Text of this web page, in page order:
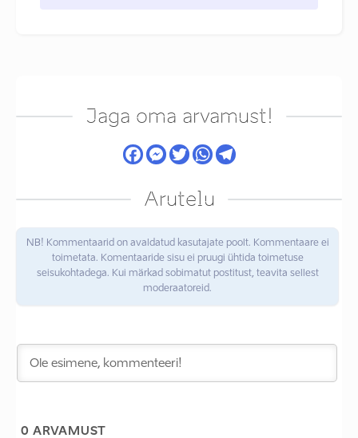
Jaga oma arvamust!
Arutelu
NB! Kommentaarid on avaldatud kasutajate poolt. Kommentaare ei
toimetata. Komentaaride sisu ei pruugi ühtida toimetuse
seisukohtadega. Kui märkad sobimatut postitust, teavita sellest
moderaatoreid.
0 ARVAMUST